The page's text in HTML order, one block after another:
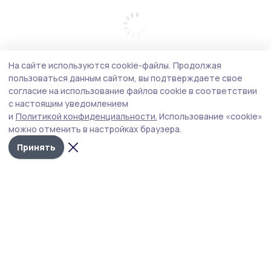
На сайте используются cookie-файлы. Продолжая
пользоваться данным сайтом, вы подтверждаете свое
согласие на использование файлов cookie в соответствии
с настоящим уведомлением
и Политикой конфиденциальности. Использование «cookie»
можно отменить в настройках браузера.
Принять